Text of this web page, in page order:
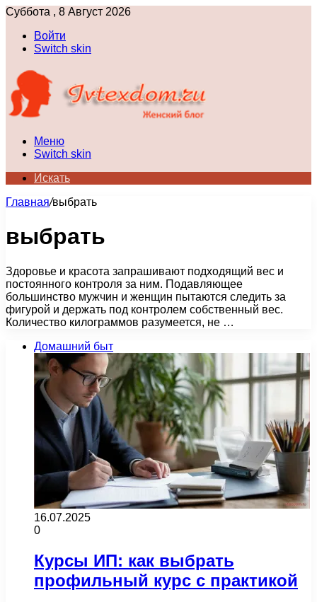
Суббота , 8 Август 2026
Войти
Switch skin
Меню
Switch skin
Искать
Главная/выбрать
выбрать
Здоровье и красота запрашивают подходящий вес и
постоянного контроля за ним. Подавляющее
большинство мужчин и женщин пытаются следить за
фигурой и держать под контролем собственный вес.
Количество килограммов разумеется, не …
Домашний быт
16.07.2025
0
Курсы ИП: как выбрать
профильный курс с практикой